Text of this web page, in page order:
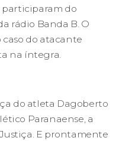
do
rádio Banda B. O
do atacante
na íntegra.
do atleta Dagoberto
Paranaense, a
E prontamente